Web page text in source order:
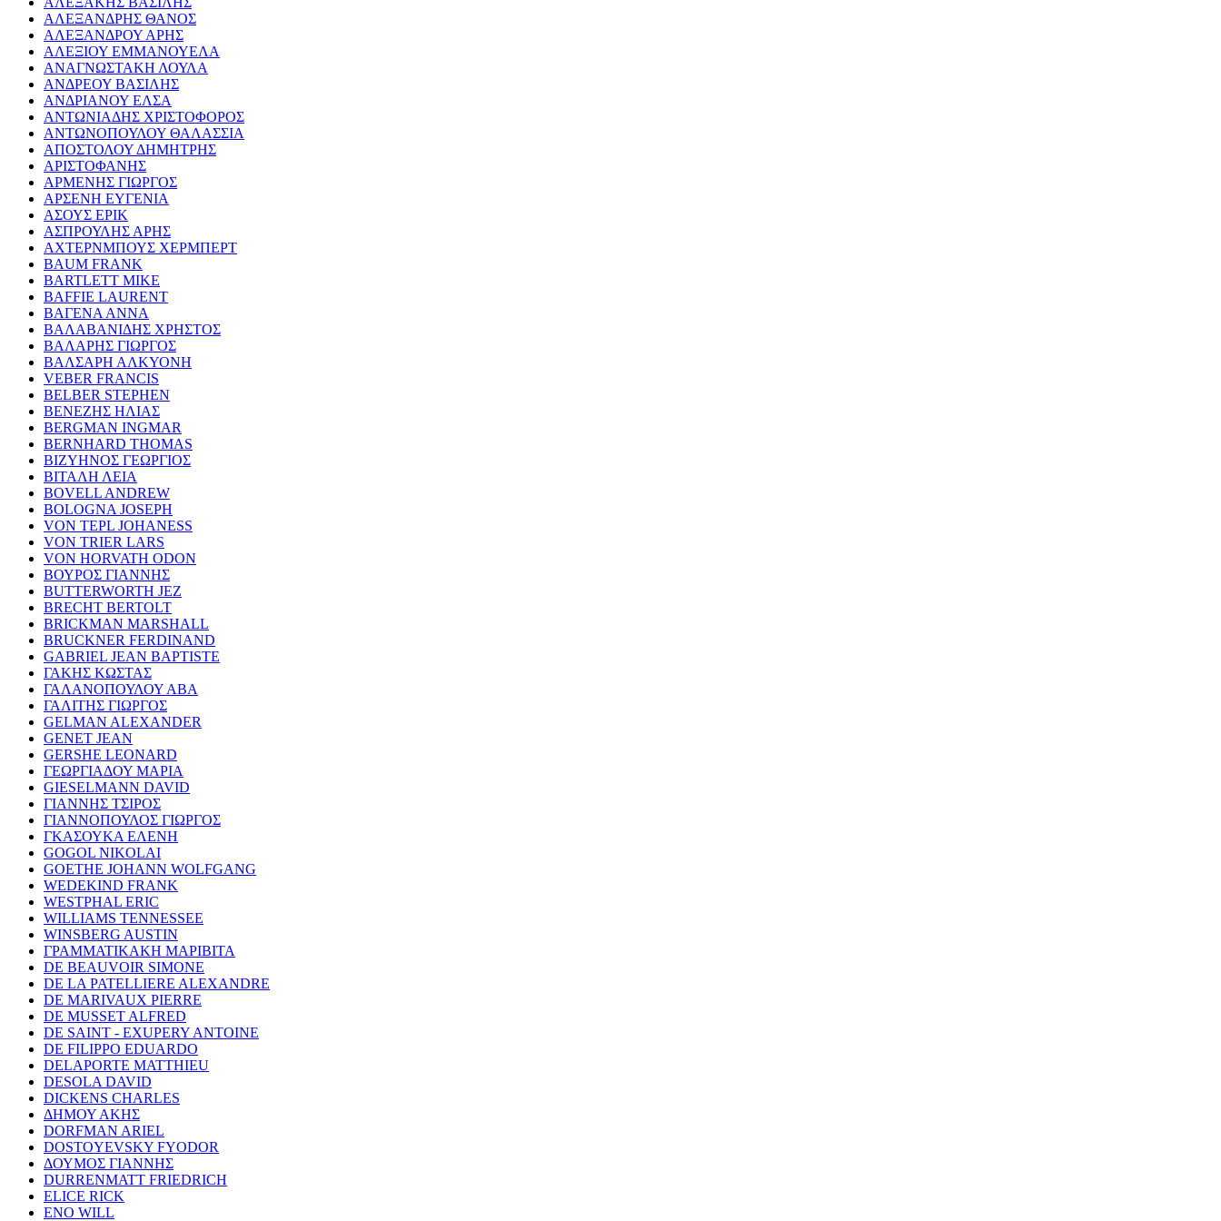
ΑΛΕΞΑΝΔΡΗΣ ΘΑΝΟΣ
ΑΛΕΞΑΝΔΡΟΥ ΑΡΗΣ
ΑΛΕΞΙΟΥ ΕΜΜΑΝΟΥΕΛΑ
ΑΝΑΓΝΩΣΤΑΚΗ ΛΟΥΛΑ
ΑΝΔΡΕΟΥ ΒΑΣΙΛΗΣ
ΑΝΔΡΙΑΝΟΥ ΕΛΣΑ
ΑΝΤΩΝΙΑΔΗΣ ΧΡΙΣΤΟΦΟΡΟΣ
ΑΝΤΩΝΟΠΟΥΛΟΥ ΘΑΛΑΣΣΙΑ
ΑΠΟΣΤΟΛΟΥ ΔΗΜΗΤΡΗΣ
ΑΡΙΣΤΟΦΑΝΗΣ
ΑΡΜΕΝΗΣ ΓΙΩΡΓΟΣ
ΑΡΣΕΝΗ ΕΥΓΕΝΙΑ
ΑΣΟΥΣ ΕΡΙΚ
ΑΣΠΡΟΥΛΗΣ ΑΡΗΣ
ΑΧΤΕΡΝΜΠΟΥΣ ΧΕΡΜΠΕΡΤ
BAUM FRANK
BARTLETT MIKE
BAFFIE LAURENT
ΒΑΓΕΝΑ ΑΝΝΑ
ΒΑΛΑΒΑΝΙΔΗΣ ΧΡΗΣΤΟΣ
ΒΑΛΑΡΗΣ ΓΙΩΡΓΟΣ
ΒΑΛΣΑΡΗ ΑΛΚΥΟΝΗ
VEBER FRANCIS
BELBER STEPHEN
ΒΕΝΕΖΗΣ ΗΛΙΑΣ
BERGMAN INGMAR
BERNHARD THOMAS
ΒΙΖΥΗΝΟΣ ΓΕΩΡΓΙΟΣ
ΒΙΤΑΛΗ ΛΕΙΑ
BOVELL ANDREW
BOLOGNA JOSEPH
VON TEPL JOHANESS
VON TRIER LARS
VON HORVATH ODON
ΒΟΥΡΟΣ ΓΙΑΝΝΗΣ
BUTTERWORTH JEZ
BRECHT BERTOLT
BRICKMAN MARSHALL
BRUCKNER FERDINAND
GABRIEL JEAN BAPTISTE
ΓΑΚΗΣ ΚΩΣΤΑΣ
ΓΑΛΑΝΟΠΟΥΛΟΥ ΑΒΑ
ΓΑΛΙΤΗΣ ΓΙΩΡΓΟΣ
GELMAN ALEXANDER
GENET JEAN
GERSHE LEONARD
ΓΕΩΡΓΙΑΔΟΥ ΜΑΡΙΑ
GIESELMANN DAVID
ΓΙΑΝΝΗΣ ΤΣΙΡΟΣ
ΓΙΑΝΝΟΠΟΥΛΟΣ ΓΙΩΡΓΟΣ
ΓΚΑΣΟΥΚΑ ΕΛΕΝΗ
GOGOL NIKOLAI
GOETHE JOHANN WOLFGANG
WEDEKIND FRANK
WESTPHAL ERIC
WILLIAMS TENNESSEE
WINSBERG AUSTIN
ΓΡΑΜΜΑΤΙΚΑΚΗ ΜΑΡΙΒΙΤΑ
DE BEAUVOIR SIMONE
DE LA PATELLIERE ALEXANDRE
DE MARIVAUX PIERRE
DE MUSSET ALFRED
DE SAINT - EXUPERY ANTOINE
DE FILIPPO EDUARDO
DELAPORTE MATTHIEU
DESOLA DAVID
DICKENS CHARLES
ΔΗΜΟΥ ΑΚΗΣ
DORFMAN ARIEL
DOSTOYEVSKY FYODOR
ΔΟΥΜΟΣ ΓΙΑΝΝΗΣ
DURRENMATT FRIEDRICH
ELICE RICK
ENO WILL